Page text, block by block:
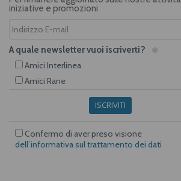
iniziative e promozioni
A quale newsletter vuoi iscriverti?
Amici Interlinea
Amici Rane
ISCRIVITI
Confermo di aver preso visione
dell’informativa sul trattamento dei dati